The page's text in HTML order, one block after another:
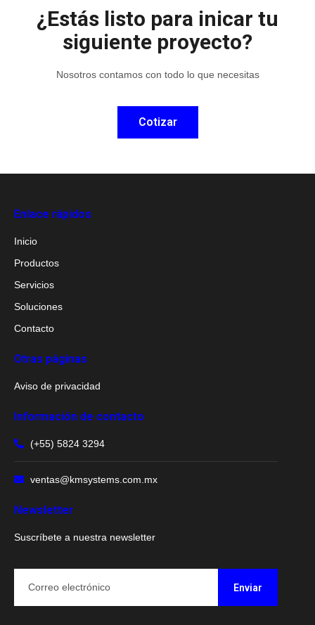
¿Estás listo para inicar tu
siguiente proyecto?
Nosotros contamos con todo lo que necesitas
Cotizar
Enlace rápidos
Inicio
Productos
Servicios
Soluciones
Contacto
Otras páginas
Aviso de privacidad
Información de contacto
(+55) 5824 3294
ventas@kmsystems.com.mx
Newsletter
Suscríbete a nuestra newsletter
Enviar